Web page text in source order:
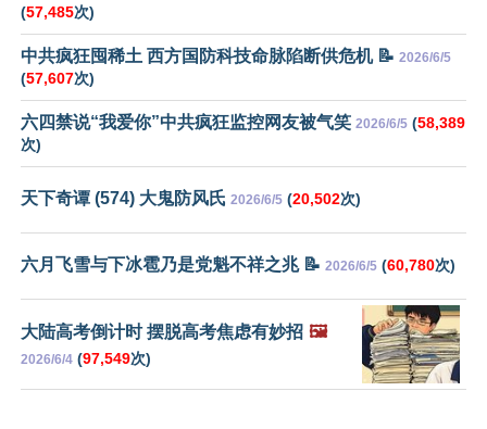
(57,485次)
中共疯狂囤稀土 西方国防科技命脉陷断供危机 📝 2026/6/5
(57,607次)
六四禁说“我爱你”中共疯狂监控网友被气笑 2026/6/5 (58,389
次)
天下奇谭 (574) 大鬼防风氏 2026/6/5 (20,502次)
六月飞雪与下冰雹乃是党魁不祥之兆 📝 2026/6/5 (60,780次)
大陆高考倒计时 摆脱高考焦虑有妙招 🖼️
2026/6/4 (97,549次)